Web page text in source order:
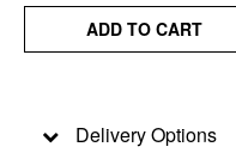
ADD TO CART
Delivery Options